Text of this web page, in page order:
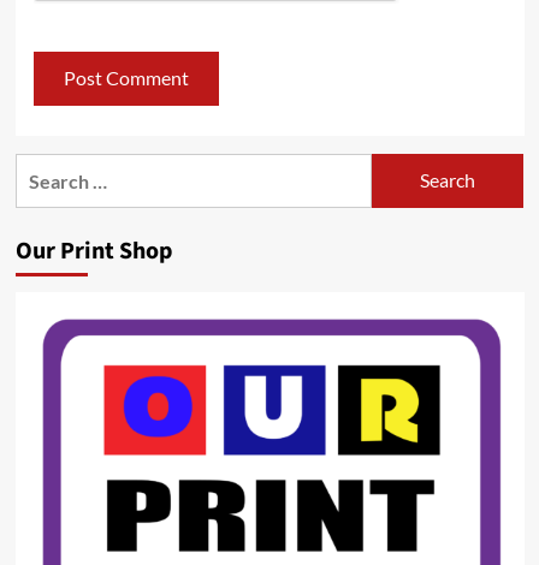
Our Print Shop